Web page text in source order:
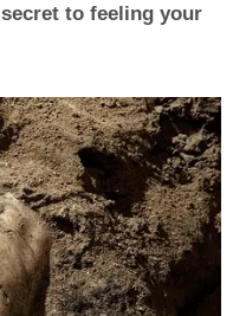
to feeling your